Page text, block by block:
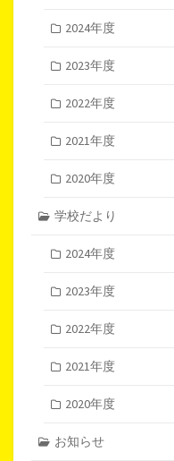
2024年度
2023年度
2022年度
2021年度
2020年度
学校だより
2024年度
2023年度
2022年度
2021年度
2020年度
お知らせ